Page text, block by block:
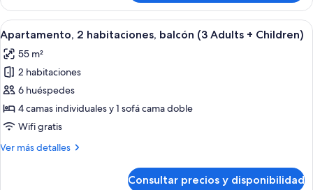
+
Children)
2
habitaciones,
balcón
Adults
+
Children)
Abrir
todas
las
fotos
de
Apartamento,
2
balcón
Una habitación de hotel con cama,
6
Apartamento, 2 habitaciones, balcón (3 Adults + Children)
55 m²
2 habitaciones
6 huéspedes
4 camas individuales y 1 sofá cama doble
Wifi gratis
Ver más detalles
Más
Consultar precios y disponibilidad